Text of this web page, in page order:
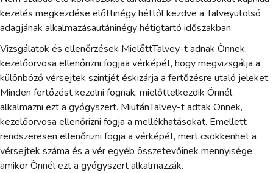
kezelés megkezdése előttinégy héttől kezdve a Talveyutolsó
adagjának alkalmazásautáninégy hétigtartó időszakban.
Vizsgálatok és ellenőrzések MielőttTalvey-t adnak Önnek,
kezelőorvosa ellenőrizni fogjaa vérképét, hogy megvizsgálja a
különböző vérsejtek szintjét éskizárja a fertőzésre utaló jeleket.
Minden fertőzést kezelni fognak, mielőttelkezdik Önnél
alkalmazni ezt a gyógyszert. MiutánTalvey-t adtak Önnek,
kezelőorvosa ellenőrizni fogja a mellékhatásokat. Emellett
rendszeresen ellenőrizni fogja a vérképét, mert csökkenhet a
vérsejtek száma és a vér egyéb összetevőinek mennyisége,
amikor Önnél ezt a gyógyszert alkalmazzák.